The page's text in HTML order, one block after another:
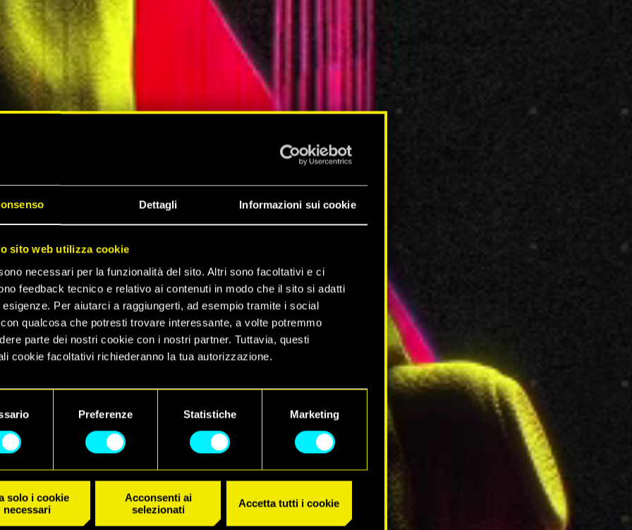
Dettagli Informazioni sui cookie
sito web utilizza cookie
necessari per la funzionalità del sito. Altri sono facoltativi e ci
feedback tecnico e relativo ai contenuti in modo che il sito si adatti
esigenze. Per aiutarci a raggiungerti, ad esempio tramite i social
qualcosa che potresti trovare interessante, a volte potremmo
parte dei nostri cookie con i nostri partner. Tuttavia, questi
cookie facoltativi richiederanno la tua autorizzazione.
su come utilizziamo i cookie e su come impostare le tue
Preferenze Statistiche Marketing
solo i cookie
necessari
Acconsenti ai
selezionati
Accetta tutti i cookie
DI
2077